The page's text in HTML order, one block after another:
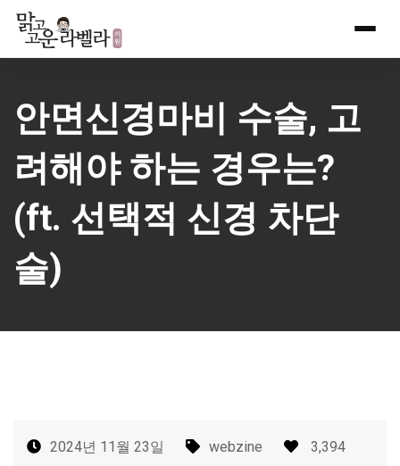
Skip
content
안면신경마비 수술, 고
려해야 하는 경우는?
(ft. 선택적 신경 차단
술)
2024년 11월 23일 webzine 3,394